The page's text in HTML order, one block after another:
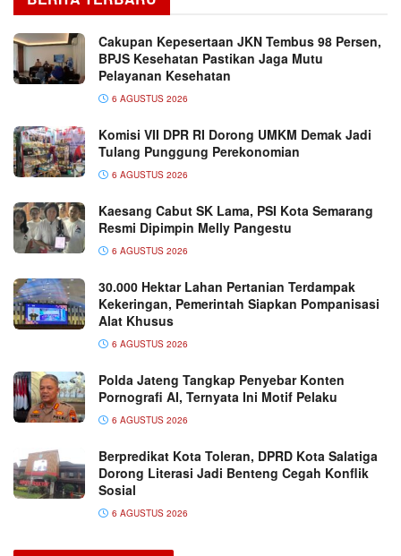
Cakupan Kepesertaan JKN Tembus 98 Persen,
BPJS Kesehatan Pastikan Jaga Mutu
Pelayanan Kesehatan
6 AGUSTUS 2026
Komisi VII DPR RI Dorong UMKM Demak Jadi
Tulang Punggung Perekonomian
6 AGUSTUS 2026
Kaesang Cabut SK Lama, PSI Kota Semarang
Resmi Dipimpin Melly Pangestu
6 AGUSTUS 2026
30.000 Hektar Lahan Pertanian Terdampak
Kekeringan, Pemerintah Siapkan Pompanisasi
Alat Khusus
6 AGUSTUS 2026
Polda Jateng Tangkap Penyebar Konten
Pornografi AI, Ternyata Ini Motif Pelaku
6 AGUSTUS 2026
Berpredikat Kota Toleran, DPRD Kota Salatiga
Dorong Literasi Jadi Benteng Cegah Konflik
Sosial
6 AGUSTUS 2026